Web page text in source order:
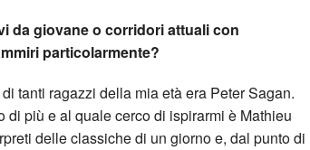
da giovane o corridori attuali con
particolarmente?
tanti ragazzi della mia età era Peter Sagan.
di più e al quale cerco di ispirarmi è Mathieu
delle classiche di un giorno e, dal punto di